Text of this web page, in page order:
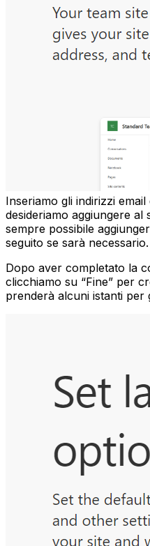
Inseriamo gli indirizzi
desideriamo aggiungere
sempre possibile
seguito se sarà necessario.
Dopo aver completato la
clicchiamo su “Fine” per
prenderà alcuni istanti per